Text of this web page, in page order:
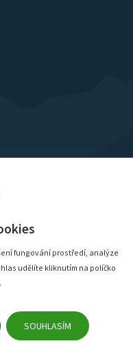
fungování prostředí, analýze
udělíte kliknutím na políčko
SOUHLASÍM